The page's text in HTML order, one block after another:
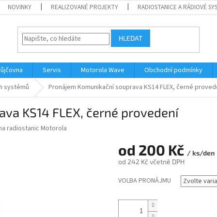
NOVINKY REALIZOVANÉ PROJEKTY RADIOSTANICE A RÁDIOVÉ
HLEDAT
Servis Motorola Wave Obchodní podmínky
systémů Pronájem Komunikační souprava KS14 FLEX, černé
KS14 FLEX, černé provedení
radiostanic Motorola
od 200 Kč / ks/den
od 242 Kčvčetně DPH
cena:
VOLBA PRONÁJMU